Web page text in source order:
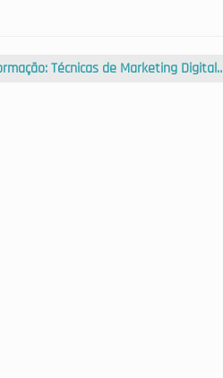
Técnicas de Marketing